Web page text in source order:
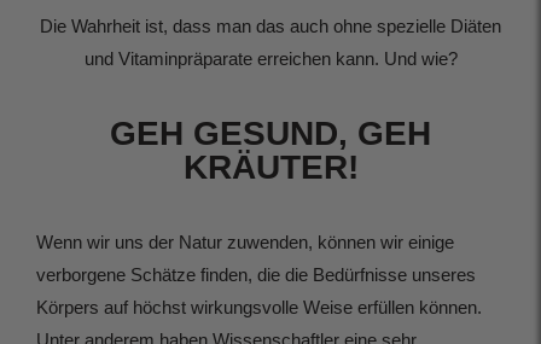
Die Wahrheit ist, dass man das auch ohne spezielle Diäten
und Vitaminpräparate erreichen kann. Und wie?
GEH GESUND, GEH
KRÄUTER!
Wenn wir uns der Natur zuwenden, können wir einige
verborgene Schätze finden, die die Bedürfnisse unseres
Körpers auf höchst wirkungsvolle Weise erfüllen können.
Unter anderem haben Wissenschaftler eine sehr